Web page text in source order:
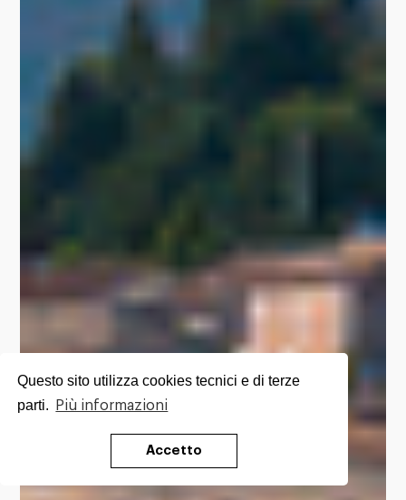
Questo sito utilizza cookies tecnici e di terze
parti.
Più informazioni
Accetto